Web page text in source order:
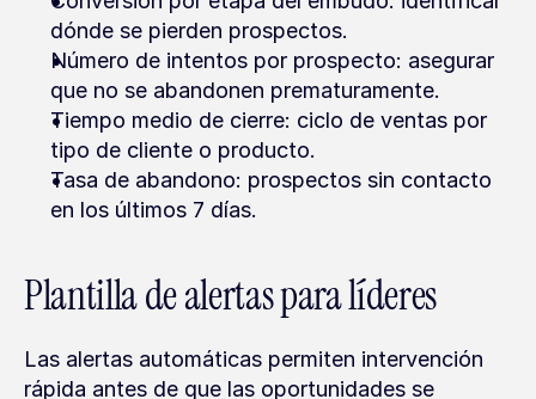
dónde se pierden prospectos.
Número de intentos por prospecto: asegurar
que no se abandonen prematuramente.
Tiempo medio de cierre: ciclo de ventas por
tipo de cliente o producto.
Tasa de abandono: prospectos sin contacto
en los últimos 7 días.
Plantilla de alertas para líderes
Las alertas automáticas permiten intervención
rápida antes de que las oportunidades se